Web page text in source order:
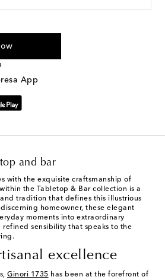
will be sent to the mobile number
& Privacy Policy
App
and bar
with the exquisite craftsmanship of
the Tabletop & Bar collection is a
tradition that defines this illustrious
homeowner, these elegant
moments into extraordinary
sensibility that speaks to the
excellence
Ginori 1735 has been at the forefront of